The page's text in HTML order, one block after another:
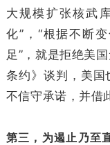
大规模扩张核武
化”，“根据不断
足”，就是拒绝美
条约》谈判，美国
不信守承诺，并借
第三，为遏止乃至